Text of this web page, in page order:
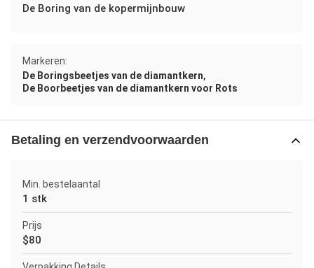
De Boring van de kopermijnbouw
Markeren:
De Boringsbeetjes van de diamantkern,
De Boorbeetjes van de diamantkern voor Rots
Betaling en verzendvoorwaarden
Min. bestelaantal
1 stk
Prijs
$80